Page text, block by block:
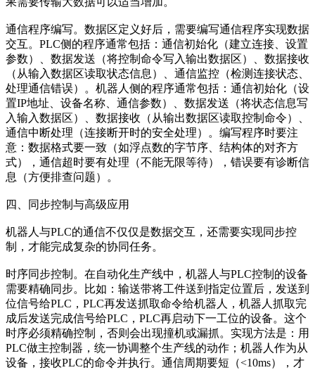
通信程序编写。数据区定义好后，需要编写通信程序实现数据
交互。PLC侧的程序通常包括：通信初始化（建立连接、设置
参数）、数据发送（将控制命令写入输出数据区）、数据接收
（从输入数据区读取状态信息）、通信监控（检测连接状态、
处理通信错误）。机器人侧的程序通常包括：通信初始化（设
置IP地址、设备名称、通信参数）、数据发送（将状态信息写
入输入数据区）、数据接收（从输出数据区读取控制命令）、
通信中断处理（连接断开时的安全处理）。编写程序时要注
意：数据格式要一致（如浮点数的字节序、结构体的对齐方
式），通信超时要有处理（不能无限等待），错误要有诊断信
息（方便排查问题）。
四、同步控制与高级应用
机器人与PLC的通信不仅仅是数据交互，还需要实现同步控
制，才能完成复杂的协同任务。
时序同步控制。在自动化生产线中，机器人与PLC控制的设备
需要精确同步。比如：输送带将工件送到指定位置后，发送到
位信号给PLC，PLC再发送抓取命令给机器人，机器人抓取完
成后发送完成信号给PLC，PLC再启动下一工位的设备。这个
时序必须精确控制，否则会出现撞机或漏抓。实现方法是：用
PLC做主控制器，统一协调整个生产线的动作；机器人作为从
设备，接收PLC的命令并执行。通信周期要短（<10ms），才